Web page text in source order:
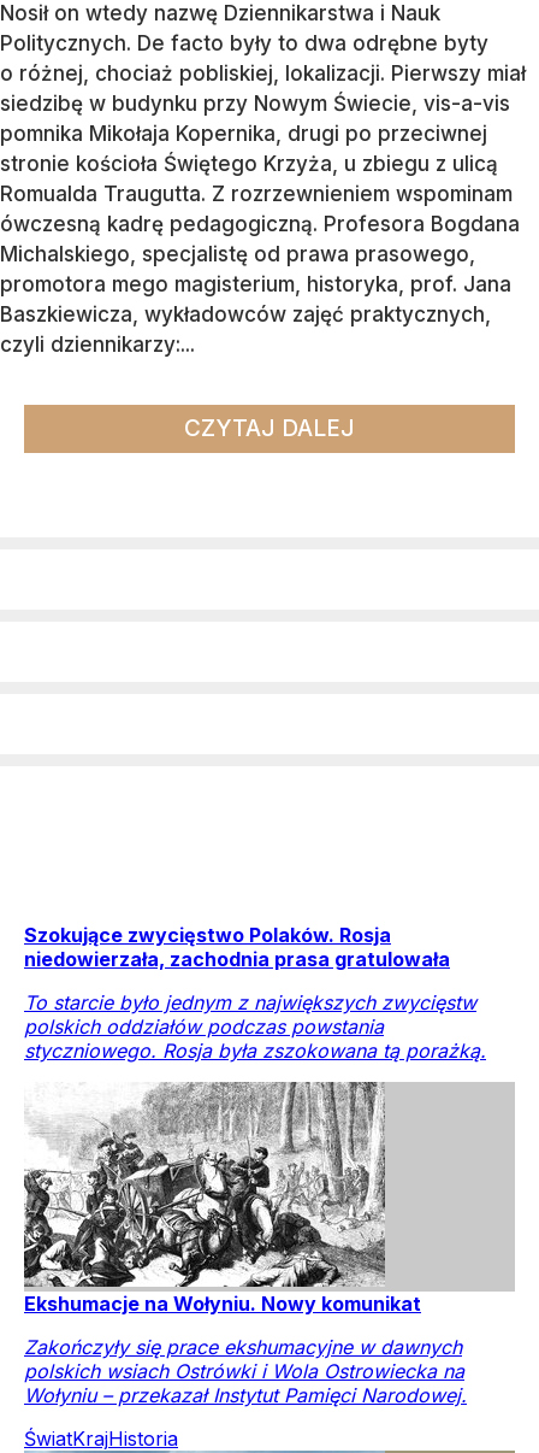
Nosił on wtedy nazwę Dziennikarstwa i Nauk
Politycznych. De facto były to dwa odrębne byty
o różnej, chociaż pobliskiej, lokalizacji. Pierwszy miał
siedzibę w budynku przy Nowym Świecie, vis-a-vis
pomnika Mikołaja Kopernika, drugi po przeciwnej
stronie kościoła Świętego Krzyża, u zbiegu z ulicą
Romualda Traugutta. Z rozrzewnieniem wspominam
ówczesną kadrę pedagogiczną. Profesora Bogdana
Michalskiego, specjalistę od prawa prasowego,
promotora mego magisterium, historyka, prof. Jana
Baszkiewicza, wykładowców zajęć praktycznych,
czyli dziennikarzy:...
CZYTAJ DALEJ
Szokujące zwycięstwo Polaków. Rosja
niedowierzała, zachodnia prasa gratulowała
To starcie było jednym z największych zwycięstw
polskich oddziałów podczas powstania
styczniowego. Rosja była zszokowana tą porażką.
Ekshumacje na Wołyniu. Nowy komunikat
Zakończyły się prace ekshumacyjne w dawnych
polskich wsiach Ostrówki i Wola Ostrowiecka na
Wołyniu – przekazał Instytut Pamięci Narodowej.
ŚwiatKrajHistoria